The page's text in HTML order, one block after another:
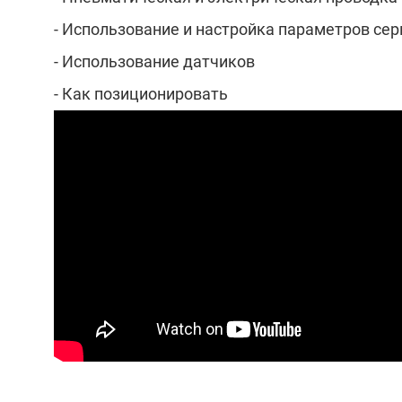
- Использование и настройка параметров
- Использование датчиков
- Как позиционировать